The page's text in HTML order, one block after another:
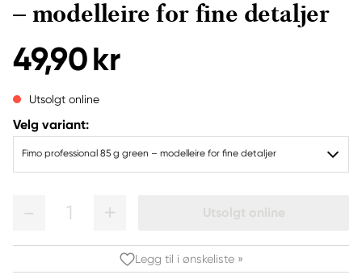
– modelleire for fine detaljer
49,90 kr
Utsolgt online
Velg variant:
Fimo professional 85 g green – modelleire for fine detaljer
1 Utsolgt online
Legg til i ønskeliste »